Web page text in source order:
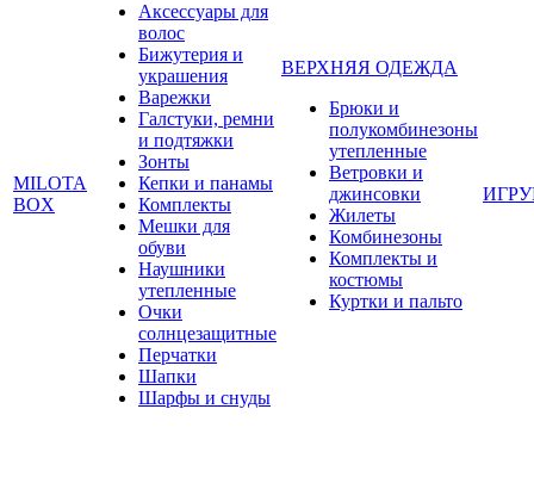
MILOTA
BOX
Аксессуары для
волос
Бижутерия и
украшения
Варежки
Галстуки, ремни
и подтяжки
Зонты
Кепки и панамы
Комплекты
Мешки для
обуви
Наушники
утепленные
Очки
солнцезащитные
Перчатки
Шапки
Шарфы и снуды
ВЕРХНЯЯ ОДЕЖДА
Брюки и
полукомбинезоны
утепленные
Ветровки и
джинсовки
Жилеты
Комбинезоны
Комплекты и
костюмы
Куртки и пальто